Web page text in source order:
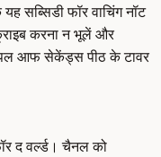
सब्सिडी फॉर वाचिंग नॉट
करना न भूलें और
आफ सेकेंड्स पीठ के टावर
द वर्ल्ड। चैनल को